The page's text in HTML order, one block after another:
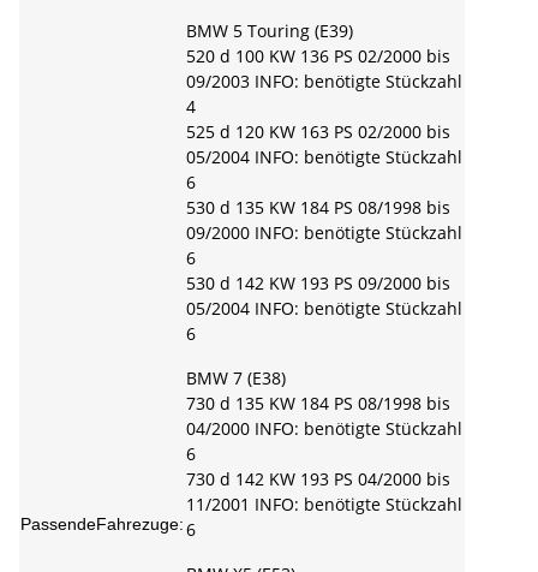
PassendeFahrezuge:
BMW 5 Touring (E39)
520 d 100 KW 136 PS 02/2000 bis
09/2003 INFO: benötigte Stückzahl
4
525 d 120 KW 163 PS 02/2000 bis
05/2004 INFO: benötigte Stückzahl
6
530 d 135 KW 184 PS 08/1998 bis
09/2000 INFO: benötigte Stückzahl
6
530 d 142 KW 193 PS 09/2000 bis
05/2004 INFO: benötigte Stückzahl
6
BMW 7 (E38)
730 d 135 KW 184 PS 08/1998 bis
04/2000 INFO: benötigte Stückzahl
6
730 d 142 KW 193 PS 04/2000 bis
11/2001 INFO: benötigte Stückzahl
6